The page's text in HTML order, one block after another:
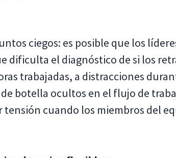
ciegos: es posible que los
dificulta el diagnóstico de si los
trabajadas, a distracciones
botella ocultos en el flujo de
tensión cuando los miembros del